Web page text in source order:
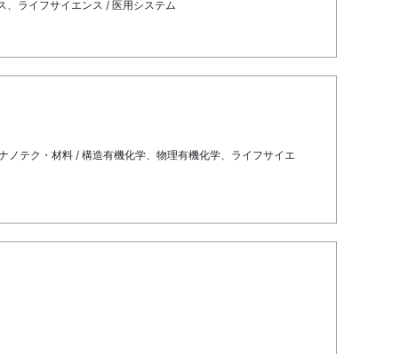
、ライフサイエンス / 医用システム
テク・材料 / 構造有機化学、物理有機化学、ライフサイエ